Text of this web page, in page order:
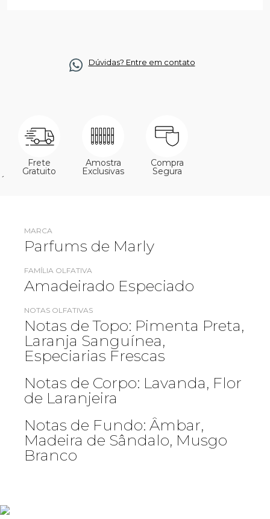
Dúvidas? Entre em contato
Frete
Gratuito
Amostra
Exclusivas
Compra
Segura
´
MARCA
Parfums de Marly
FAMÍLIA OLFATIVA
Amadeirado Especiado
NOTAS OLFATIVAS
Notas de Topo: Pimenta Preta,
Laranja Sanguínea,
Especiarias Frescas
Notas de Corpo: Lavanda, Flor
de Laranjeira
Notas de Fundo: Âmbar,
Madeira de Sândalo, Musgo
Branco